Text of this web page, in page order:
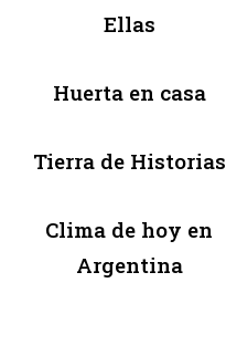
Ellas
Huerta en casa
Tierra de Historias
Clima de hoy en
Argentina